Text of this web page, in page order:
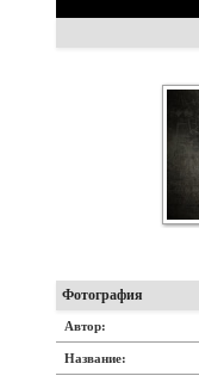
Фотография
Автор:
Название: